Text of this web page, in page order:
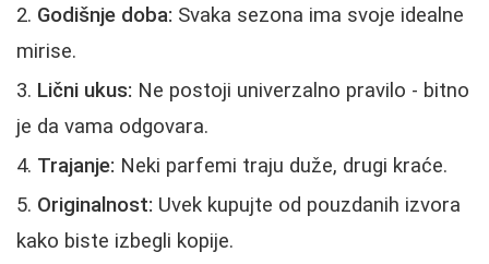
Godišnje doba: Svaka sezona ima svoje idealne
mirise.
Lični ukus: Ne postoji univerzalno pravilo - bitno
je da vama odgovara.
Trajanje: Neki parfemi traju duže, drugi kraće.
Originalnost: Uvek kupujte od pouzdanih izvora
kako biste izbegli kopije.